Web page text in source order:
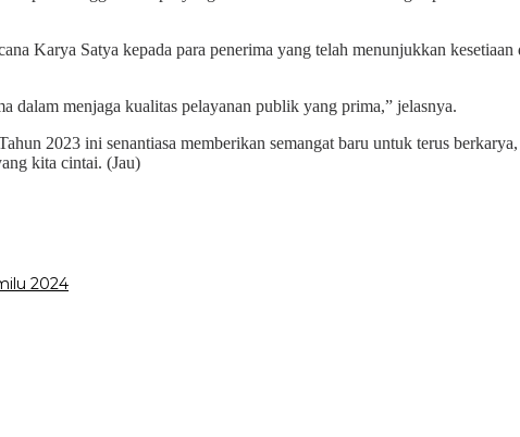
Karya Satya kepada para penerima yang telah menunjukkan
dalam menjaga kualitas pelayanan publik yang prima,” jelasnya.
2023 ini senantiasa memberikan semangat baru untuk terus berkarya,
kita cintai. (Jau)
2024